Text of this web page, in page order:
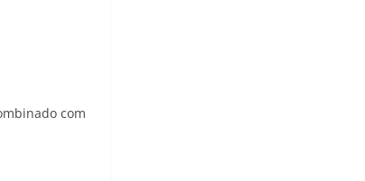
com